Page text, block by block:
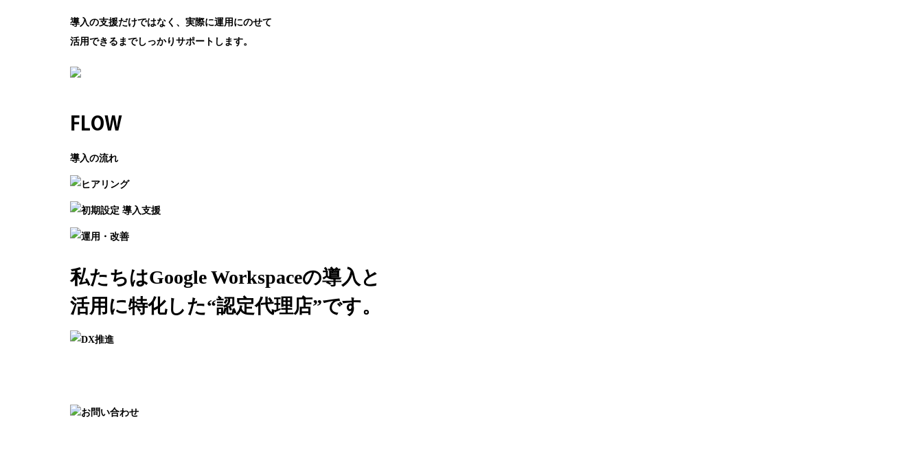
導入の支援だけではなく、実際に運用にのせて
活用できるまでしっかりサポートします。
FLOW
導入の流れ
私たちはGoogle Workspaceの導入と
活用に特化した“認定代理店”です。